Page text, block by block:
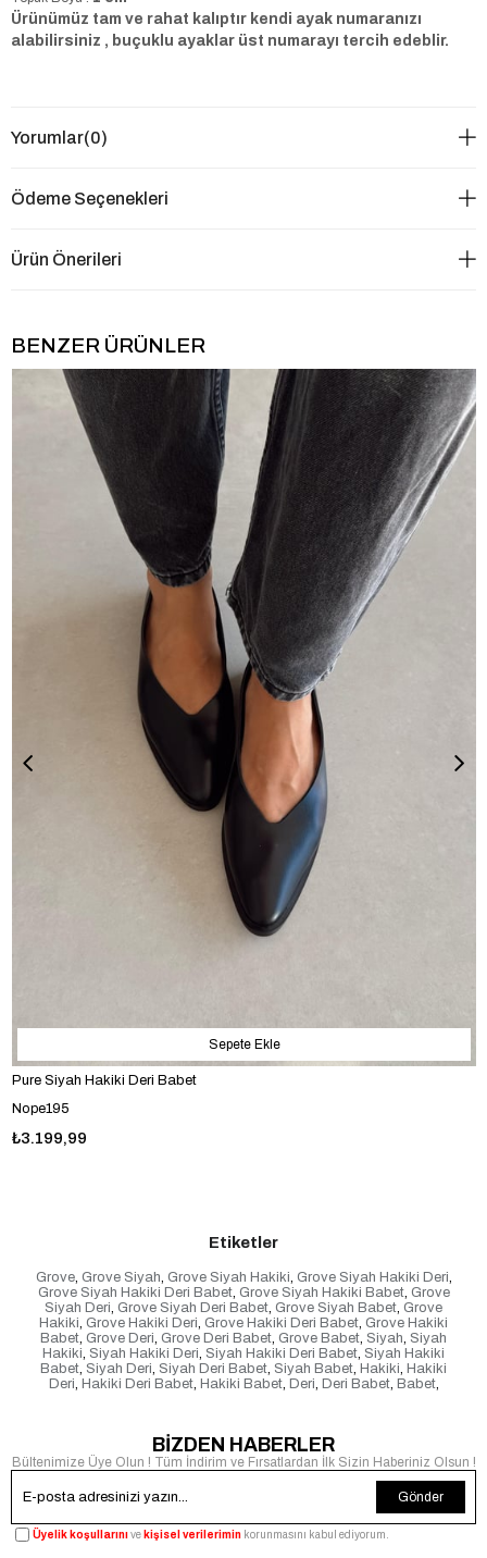
Ürünümüz tam ve rahat kalıptır kendi ayak numaranızı
alabilirsiniz , buçuklu ayaklar üst numarayı tercih edeblir.
Yorumlar(0)
Ödeme Seçenekleri
Ürün Önerileri
BENZER ÜRÜNLER
Pure Siyah Hakiki Deri Babet
Nope195
₺3.199,99
Sepete Ekle
Etiketler
Grove, Grove Siyah, Grove Siyah Hakiki, Grove Siyah Hakiki Deri,
Grove Siyah Hakiki Deri Babet, Grove Siyah Hakiki Babet, Grove
Siyah Deri, Grove Siyah Deri Babet, Grove Siyah Babet, Grove
Hakiki, Grove Hakiki Deri, Grove Hakiki Deri Babet, Grove Hakiki
Babet, Grove Deri, Grove Deri Babet, Grove Babet, Siyah, Siyah
Hakiki, Siyah Hakiki Deri, Siyah Hakiki Deri Babet, Siyah Hakiki
Babet, Siyah Deri, Siyah Deri Babet, Siyah Babet, Hakiki, Hakiki
Deri, Hakiki Deri Babet, Hakiki Babet, Deri, Deri Babet, Babet,
BİZDEN HABERLER
Bültenimize Üye Olun ! Tüm İndirim ve Fırsatlardan İlk Sizin Haberiniz Olsun !
Gönder
Üyelik koşullarınıve kişisel verilerimin korunmasını kabul ediyorum.